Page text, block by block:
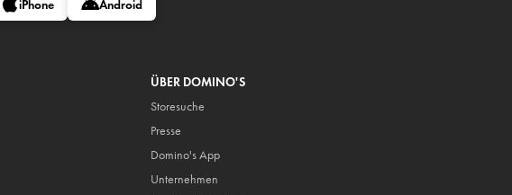
iPhone Android
ÜBER DOMINO'S
Storesuche
Presse
Domino's App
Unternehmen